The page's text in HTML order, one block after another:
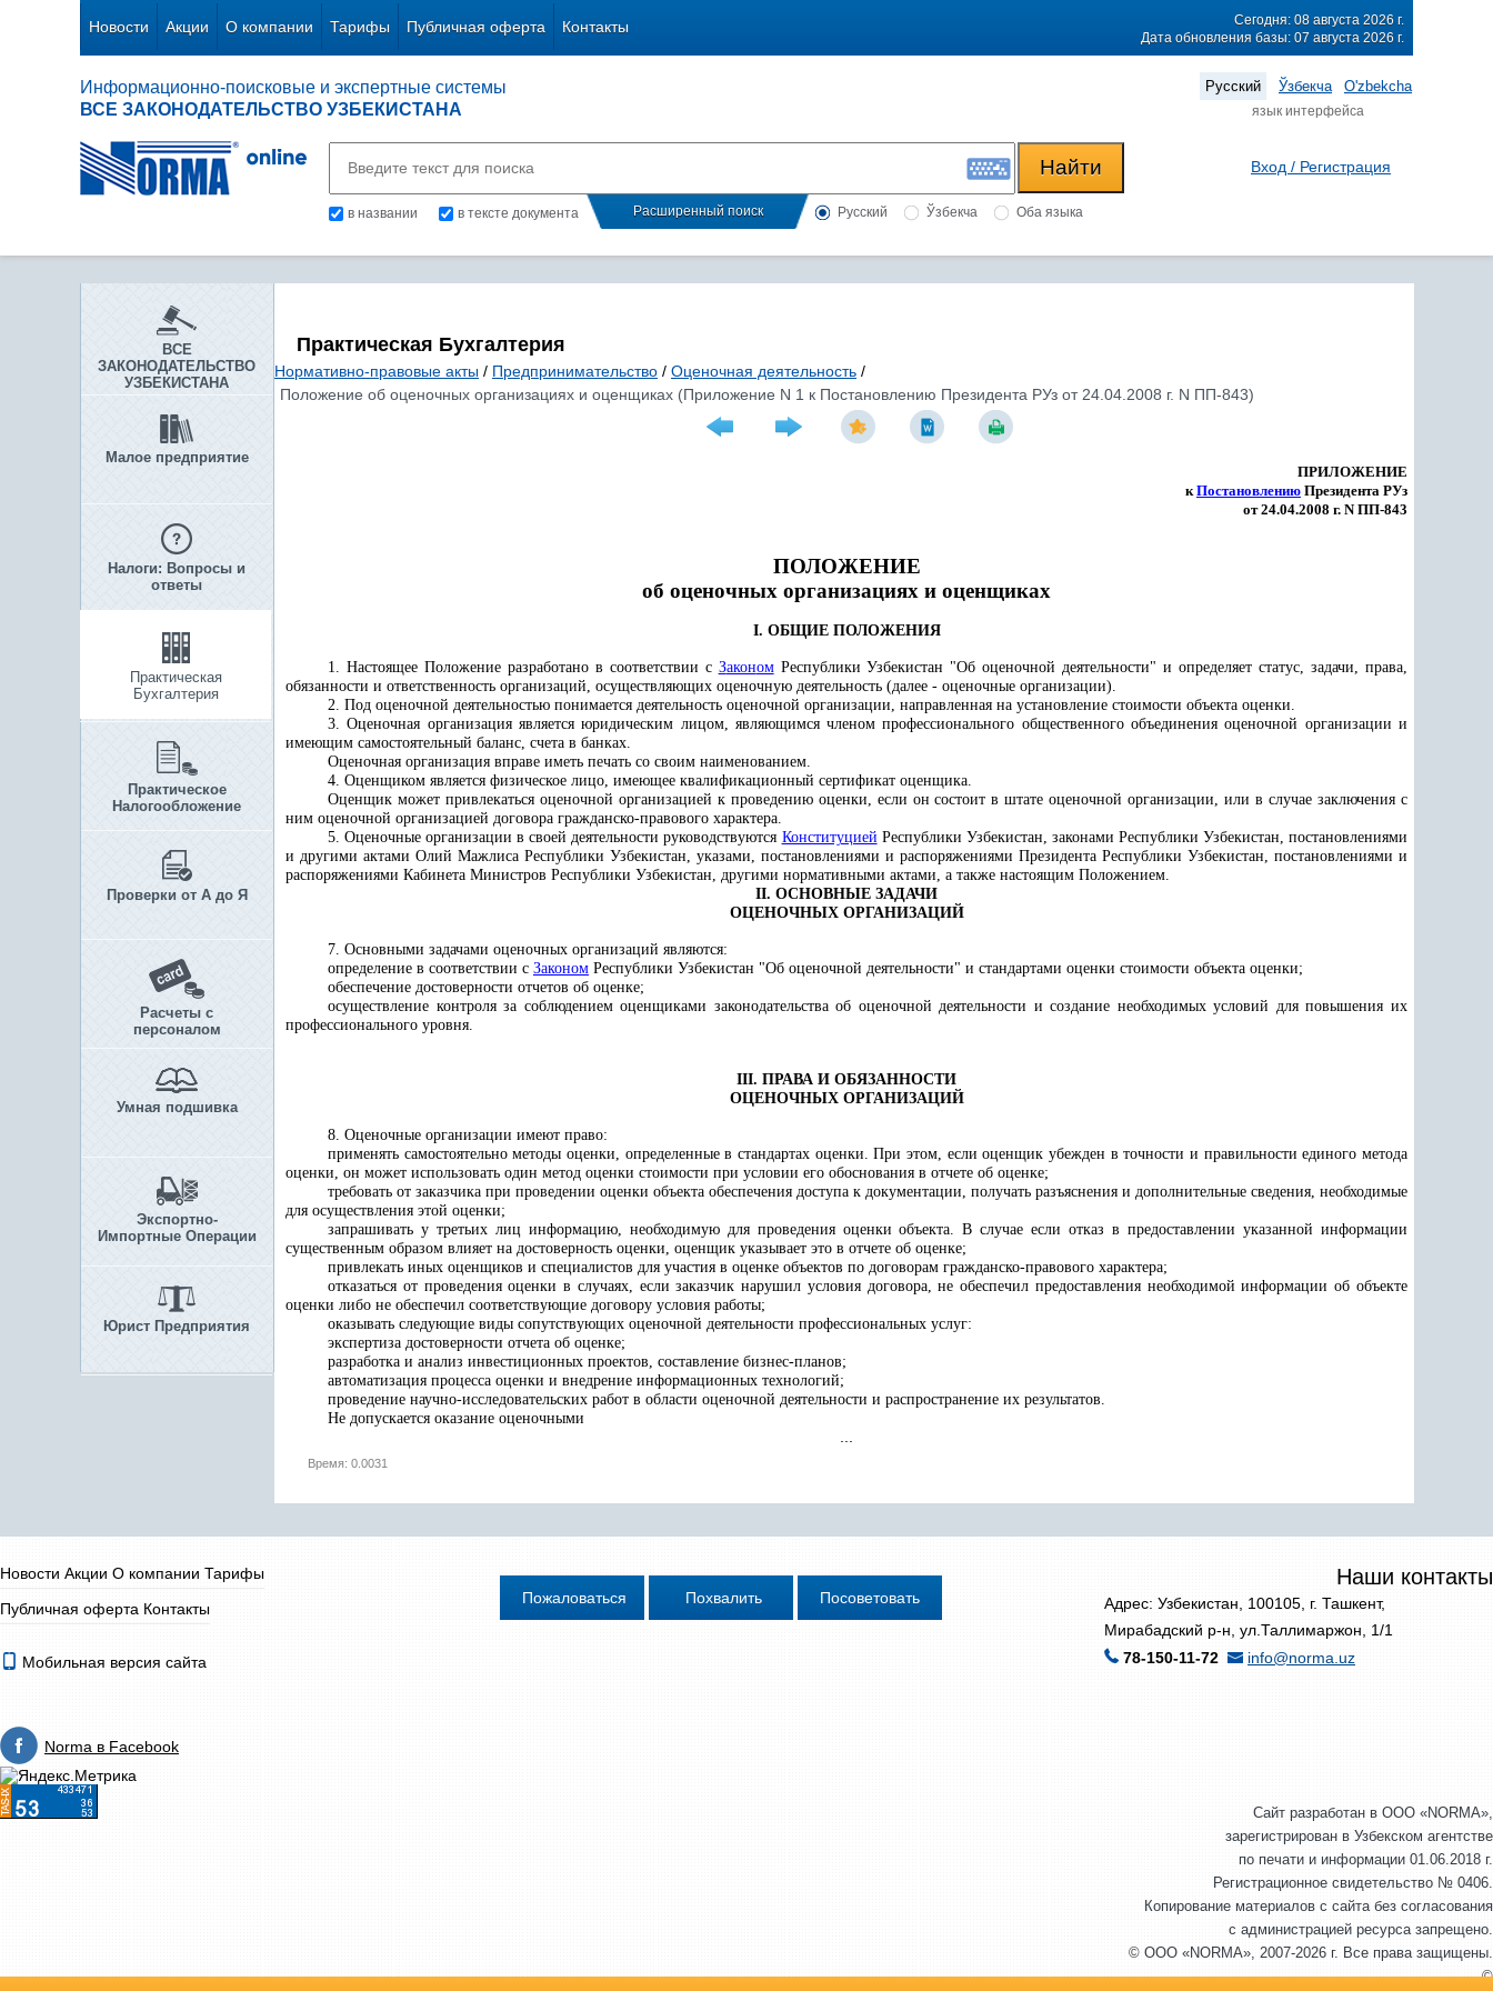
Новости Акции О компании Тарифы Публичная оферта Контакты
Сегодня: 08 августа 2026 г.
Дата обновления базы: 07 августа 2026 г.
Информационно-поисковые и экспертные системы
ВСЕ ЗАКОНОДАТЕЛЬСТВО УЗБЕКИСТАНА
Русский Ўзбекча O'zbekcha
язык интерфейса
в названии в тексте документа Расширенный поиск Русский Ўзбекча Оба языка
Вход / Регистрация
ВСЕ
ЗАКОНОДАТЕЛЬСТВО
УЗБЕКИСТАНА
Малое предприятие
Налоги: Вопросы и
ответы
Практическая
Бухгалтерия
Практическое
Налогообложение
Проверки от А до Я
Расчеты с
персоналом
Умная подшивка
Экспортно-
Импортные Операции
Юрист Предприятия
Практическая Бухгалтерия
Нормативно-правовые акты / Предпринимательство / Оценочная деятельность /
Положение об оценочных организациях и оценщиках (Приложение N 1 к Постановлению Президента РУз от 24.04.2008 г. N ПП-843)
ПРИЛОЖЕНИЕ
кПостановлению Президента РУз
от 24.04.2008 г. N ПП-843
ПОЛОЖЕНИЕ
об оценочных организациях и оценщиках
I. ОБЩИЕ ПОЛОЖЕНИЯ
1. Настоящее Положение разработано в соответствии с ЗакономРеспублики Узбекистан "Об оценочной деятельности" и определяет статус, задачи, права,
обязанности и ответственность организаций, осуществляющих оценочную деятельность (далее - оценочные организации).
2. Под оценочной деятельностью понимается деятельность оценочной организации, направленная на установление стоимости объекта оценки.
3. Оценочная организация является юридическим лицом, являющимся членом профессионального общественного объединения оценочной организации и
имеющим самостоятельный баланс, счета в банках.
Оценочная организация вправе иметь печать со своим наименованием.
4. Оценщиком является физическое лицо, имеющее квалификационный сертификат оценщика.
Оценщик может привлекаться оценочной организацией к проведению оценки, если он состоит в штате оценочной организации, или в случае заключения с
ним оценочной организацией договора гражданско-правового характера.
5. Оценочные организации в своей деятельности руководствуются Конституцией Республики Узбекистан, законами Республики Узбекистан, постановлениями
и другими актами Олий Мажлиса Республики Узбекистан, указами, постановлениями и распоряжениями Президента Республики Узбекистан, постановлениями и
распоряжениями Кабинета Министров Республики Узбекистан, другими нормативными актами, а также настоящим Положением.
II. ОСНОВНЫЕ ЗАДАЧИ
ОЦЕНОЧНЫХ ОРГАНИЗАЦИЙ
7. Основными задачами оценочных организаций являются:
определение в соответствии с Законом Республики Узбекистан "Об оценочной деятельности" и стандартами оценки стоимости объекта оценки;
обеспечение достоверности отчетов об оценке;
осуществление контроля за соблюдением оценщиками законодательства об оценочной деятельности и создание необходимых условий для повышения их
профессионального уровня.
III. ПРАВА И ОБЯЗАННОСТИ
ОЦЕНОЧНЫХ ОРГАНИЗАЦИЙ
8. Оценочные организации имеют право:
применять самостоятельно методы оценки, определенные в стандартах оценки. При этом, если оценщик убежден в точности и правильности единого метода
оценки, он может использовать один метод оценки стоимости при условии его обоснования в отчете об оценке;
требовать от заказчика при проведении оценки объекта обеспечения доступа к документации, получать разъяснения и дополнительные сведения, необходимые
для осуществления этой оценки;
запрашивать у третьих лиц информацию, необходимую для проведения оценки объекта. В случае если отказ в предоставлении указанной информации
существенным образом влияет на достоверность оценки, оценщик указывает это в отчете об оценке;
привлекать иных оценщиков и специалистов для участия в оценке объектов по договорам гражданско-правового характера;
отказаться от проведения оценки в случаях, если заказчик нарушил условия договора, не обеспечил предоставления необходимой информации об объекте
оценки либо не обеспечил соответствующие договору условия работы;
оказывать следующие виды сопутствующих оценочной деятельности профессиональных услуг:
экспертиза достоверности отчета об оценке;
разработка и анализ инвестиционных проектов, составление бизнес-планов;
автоматизация процесса оценки и внедрение информационных технологий;
проведение научно-исследовательских работ в области оценочной деятельности и распространение их результатов.
Не допускается оказание оценочными
Время: 0.0031
Новости Акции О компании Тарифы
Публичная оферта Контакты
Наши контакты
Адрес: Узбекистан, 100105, г. Ташкент,
Мирабадский р-н, ул.Таллимаржон, 1/1
78-150-11-72
info@norma.uz
Мобильная версия сайта
Norma в Facebook
Сайт разработан в ООО «NORMA»,
зарегистрирован в Узбекском агентстве
по печати и информации 01.06.2018 г.
Регистрационное свидетельство № 0406.
Копирование материалов с сайта без согласования
с администрацией ресурса запрещено.
© ООО «NORMA», 2007-2026 г. Все права защищены.
©